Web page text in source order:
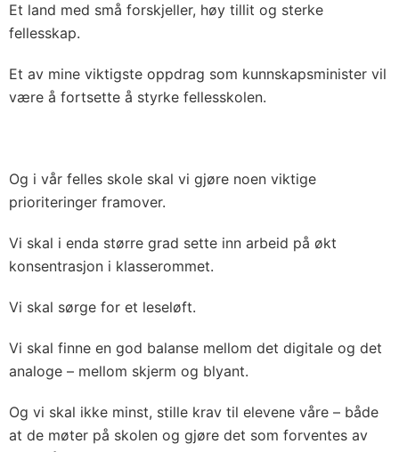
Et land med små forskjeller, høy tillit og sterke
fellesskap.
Et av mine viktigste oppdrag som kunnskapsminister vil
være å fortsette å styrke fellesskolen.
Og i vår felles skole skal vi gjøre noen viktige
prioriteringer framover.
Vi skal i enda større grad sette inn arbeid på økt
konsentrasjon i klasserommet.
Vi skal sørge for et leseløft.
Vi skal finne en god balanse mellom det digitale og det
analoge – mellom skjerm og blyant.
Og vi skal ikke minst, stille krav til elevene våre – både
at de møter på skolen og gjøre det som forventes av